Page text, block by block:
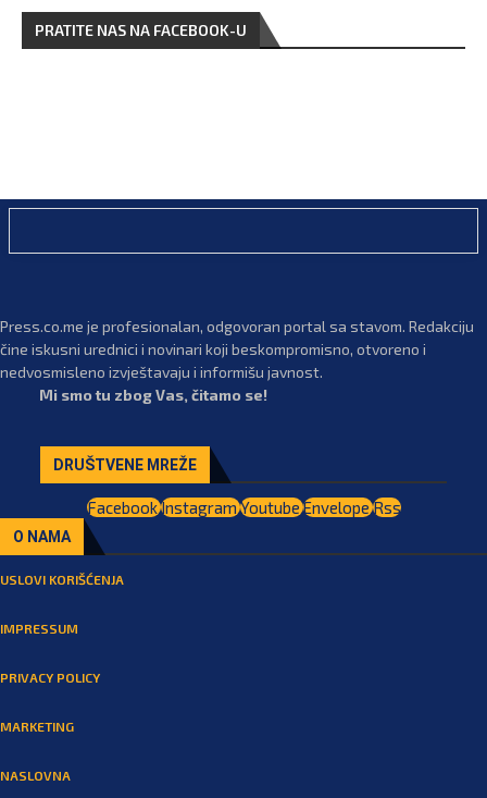
PRATITE NAS NA FACEBOOK-U
Press.co.me je profesionalan, odgovoran portal sa stavom. Redakciju
čine iskusni urednici i novinari koji beskompromisno, otvoreno i
nedvosmisleno izvještavaju i informišu javnost.
Mi smo tu zbog Vas, čitamo se!
DRUŠTVENE MREŽE
FacebookInstagramYoutubeEnvelopeRss
O NAMA
USLOVI KORIŠĆENJA
IMPRESSUM
PRIVACY POLICY
MARKETING
NASLOVNA